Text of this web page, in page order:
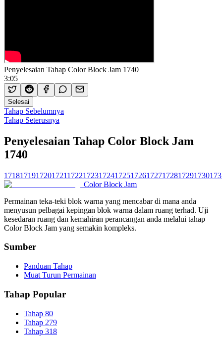
Penyelesaian Tahap Color Block Jam 1740
3:05
Selesai
Tahap Sebelumnya
Tahap Seterusnya
Penyelesaian Tahap Color Block Jam
1740
1718171917201721172217231724172517261727172817291730
Color Block Jam
Permainan teka-teki blok warna yang mencabar di mana anda
menyusun pelbagai kepingan blok warna dalam ruang terhad. Uji
kesedaran ruang dan kemahiran perancangan anda melalui tahap
Color Block Jam yang semakin kompleks.
Sumber
Panduan Tahap
Muat Turun Permainan
Tahap Popular
Tahap 80
Tahap 279
Tahap 318